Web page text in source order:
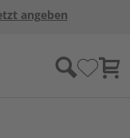
angeben